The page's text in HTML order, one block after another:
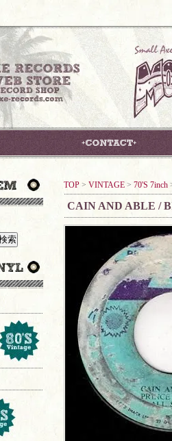
TOP > VINTAGE > 70'S 7inch
CAIN AND ABLE /